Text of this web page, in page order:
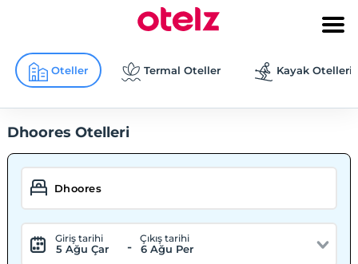
Oteller Termal Oteller Kayak Otelleri
Dhoores Otelleri
Giriş tarihi
5 Ağu Çar -
Çıkış tarihi
6 Ağu Per